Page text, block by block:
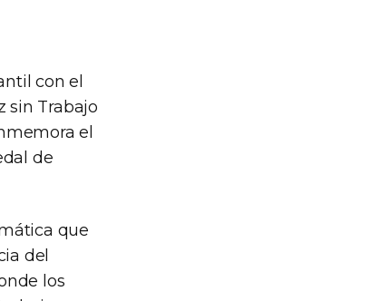
con el
sin Trabajo
el
de
que
del
los